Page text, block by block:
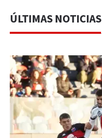
ÚLTIMAS NOTICIAS